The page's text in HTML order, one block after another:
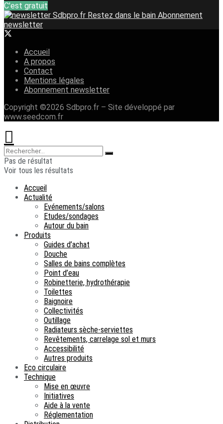
C'est gratuit
Restez dans le bain Abonnement
newsletter
Accueil
A propos
Contact
Mentions légales
Abonnement newsletter
Copyright ©2026 Sdbpro.fr – Site développé par
www.seedcom.fr
Pas de résultat
Voir tous les résultats
Accueil
Actualité
Evénements/salons
Etudes/sondages
Autour du bain
Produits
Guides d’achat
Douche
Salles de bains complètes
Point d’eau
Robinetterie, hydrothérapie
Toilettes
Baignoire
Collectivités
Outillage
Radiateurs sèche-serviettes
Revêtements, carrelage sol et murs
Accessibilité
Autres produits
Eco circulaire
Technique
Mise en œuvre
Initiatives
Aide à la vente
Réglementation